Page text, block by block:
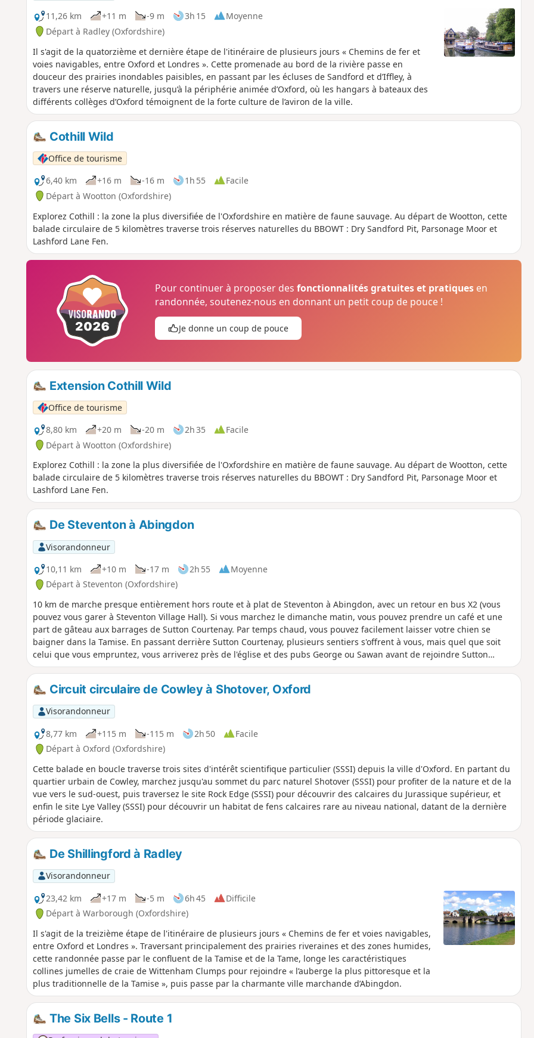
11,26 km
+11 m -9 m 3h 15
Moyenne
Départ à Radley (Oxfordshire)
Il s'agit de la quatorzième et dernière étape de l'itinéraire de plusieurs jours « Chemins de fer et
voies navigables, entre Oxford et Londres ». Cette promenade au bord de la rivière passe en
douceur des prairies inondables paisibles, en passant par les écluses de Sandford et d’Iffley, à
travers une réserve naturelle, jusqu’à la périphérie animée d’Oxford, où les hangars à bateaux des
différents collèges d’Oxford témoignent de la forte culture de l’aviron de la ville.
Cothill Wild
Office de tourisme
6,40 km
+16 m -16 m 1h 55
Facile
Départ à Wootton (Oxfordshire)
Explorez Cothill : la zone la plus diversifiée de l'Oxfordshire en matière de faune sauvage. Au départ de Wootton, cette
balade circulaire de 5 kilomètres traverse trois réserves naturelles du BBOWT : Dry Sandford Pit, Parsonage Moor et
Lashford Lane Fen.
Pour continuer à proposer desfonctionnalités gratuites et pratiques en
randonnée, soutenez-nous en donnant un petit coup de pouce !
Je donne un coup de pouce
Extension Cothill Wild
Office de tourisme
8,80 km
+20 m -20 m 2h 35
Facile
Départ à Wootton (Oxfordshire)
Explorez Cothill : la zone la plus diversifiée de l'Oxfordshire en matière de faune sauvage. Au départ de Wootton, cette
balade circulaire de 5 kilomètres traverse trois réserves naturelles du BBOWT : Dry Sandford Pit, Parsonage Moor et
Lashford Lane Fen.
De Steventon à Abingdon
Visorandonneur
10,11 km
+10 m -17 m 2h 55
Moyenne
Départ à Steventon (Oxfordshire)
10 km de marche presque entièrement hors route et à plat de Steventon à Abingdon, avec un retour en bus X2 (vous
pouvez vous garer à Steventon Village Hall). Si vous marchez le dimanche matin, vous pouvez prendre un café et une
part de gâteau aux barrages de Sutton Courtenay. Par temps chaud, vous pouvez facilement laisser votre chien se
baigner dans la Tamise. En passant derrière Sutton Courtenay, plusieurs sentiers s'offrent à vous, mais quel que soit
celui que vous empruntez, vous arriverez près de l'église et des pubs George ou Sawan avant de rejoindre Sutton
Courtenay Weirs. Suivez ensuite le Thames Path jusqu'à Abingdon.
Circuit circulaire de Cowley à Shotover, Oxford
Visorandonneur
8,77 km
+115 m -115 m 2h 50
Facile
Départ à Oxford (Oxfordshire)
Cette balade en boucle traverse trois sites d'intérêt scientifique particulier (SSSI) depuis la ville d'Oxford. En partant du
quartier urbain de Cowley, marchez jusqu'au sommet du parc naturel Shotover (SSSI) pour profiter de la nature et de la
vue vers le sud-ouest, puis traversez le site Rock Edge (SSSI) pour découvrir des calcaires du Jurassique supérieur, et
enfin le site Lye Valley (SSSI) pour découvrir un habitat de fens calcaires rare au niveau national, datant de la dernière
période glaciaire.
De Shillingford à Radley
Visorandonneur
23,42 km
+17 m -5 m 6h 45
Difficile
Départ à Warborough (Oxfordshire)
Il s'agit de la treizième étape de l'itinéraire de plusieurs jours « Chemins de fer et voies navigables,
entre Oxford et Londres ». Traversant principalement des prairies riveraines et des zones humides,
cette randonnée passe par le confluent de la Tamise et de la Tame, longe les caractéristiques
collines jumelles de craie de Wittenham Clumps pour rejoindre « l’auberge la plus pittoresque et la
plus traditionnelle de la Tamise », puis passe par la charmante ville marchande d’Abingdon.
The Six Bells - Route 1